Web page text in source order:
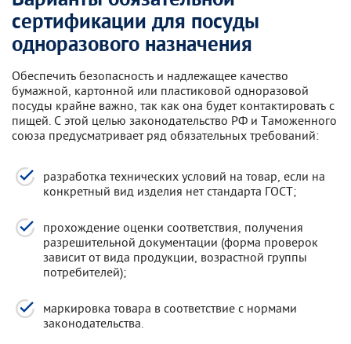
сертификации для посуды
одноразового назначения
Обеспечить безопасность и надлежащее качество
бумажной, картонной или пластиковой одноразовой
посуды крайне важно, так как она будет контактировать с
пищей. С этой целью законодательство РФ и Таможенного
союза предусматривает ряд обязательных требований:
разработка технических условий на товар, если на
конкретный вид изделия нет стандарта ГОСТ;
прохождение оценки соответствия, получения
разрешительной документации (форма проверок
зависит от вида продукции, возрастной группы
потребителей);
маркировка товара в соответствие с нормами
законодательства.